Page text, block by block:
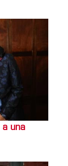
una